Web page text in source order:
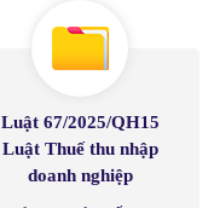
Luật 67/2025/QH15
Luật Thuế thu nhập
doanh nghiệp